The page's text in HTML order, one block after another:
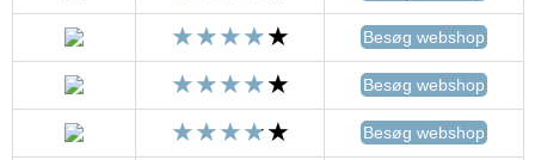
Besøg webshop
Besøg webshop
Besøg webshop